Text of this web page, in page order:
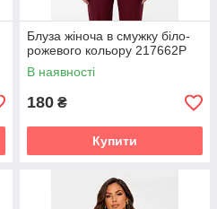
Блуза жіноча в смужку біло-
рожевого кольору 217662P
В наявності
180 ₴
Купити